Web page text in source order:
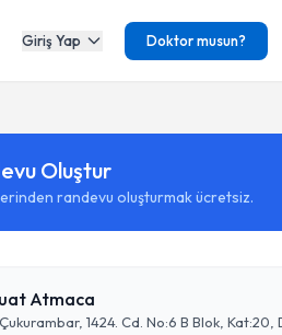
Giriş Yap Doktor musun?
Oluştur
randevu oluşturmak ücretsiz.
Atmaca